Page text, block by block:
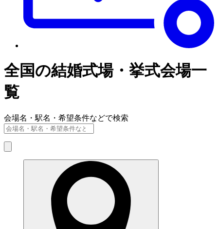
全国の結婚式場・挙式会場一
覧
会場名・駅名・希望条件などで検索